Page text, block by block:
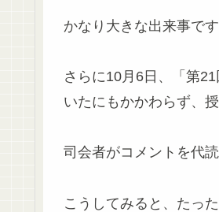
かなり大きな出来事です
さらに10月6日、「第
いたにもかかわらず、授
司会者がコメントを代
こうしてみると、たっ